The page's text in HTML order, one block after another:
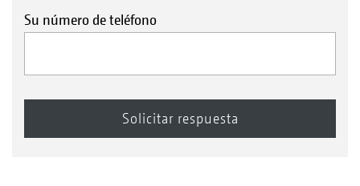
Su número de teléfono